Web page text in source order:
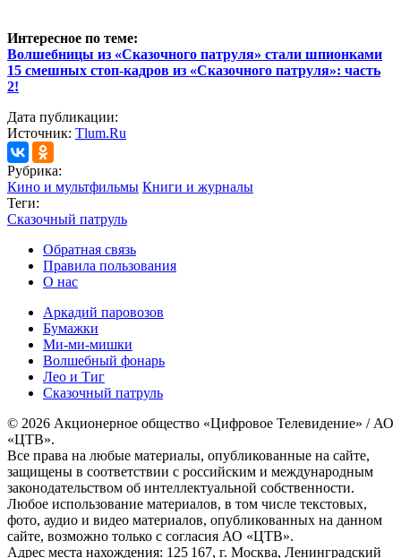
Интересное по теме:
Волшебницы из «Сказочного патруля» стали шпионками
15 смешных стоп-кадров из «Сказочного патруля»: часть
2!
Дата публикации:
Источник: Tlum.Ru
Рубрика:
Кино и мультфильмы Книги и журналы
Теги:
Сказочный патруль
Обратная связь
Правила пользования
О нас
Аркадий паровозов
Бумажки
Ми-ми-мишки
Волшебный фонарь
Лео и Тиг
Сказочный патруль
© 2026 Акционерное общество «Цифровое Телевидение» / АО
«ЦТВ».
Все права на любые материалы, опубликованные на сайте,
защищены в соответствии с российским и международным
законодательством об интеллектуальной собственности.
Любое использование материалов, в том числе текстовых,
фото, аудио и видео материалов, опубликованных на данном
сайте, возможно только с согласия АО «ЦТВ».
Адрес места нахождения: 125 167, г. Москва, Ленинградский